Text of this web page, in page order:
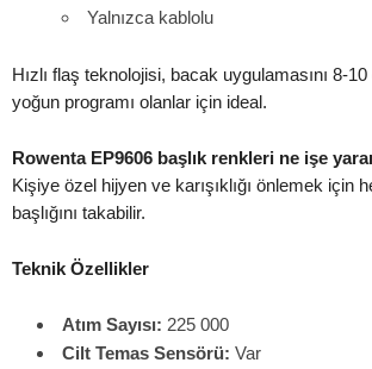
Yalnızca kablolu
Hızlı flaş teknolojisi, bacak uygulamasını 8-
yoğun programı olanlar için ideal.
Rowenta EP9606 başlık renkleri ne işe
Kişiye özel hijyen ve karışıklığı önlemek için
başlığını takabilir.
Teknik Özellikler
Atım Sayısı: 225 000
Cilt Temas Sensörü: Var